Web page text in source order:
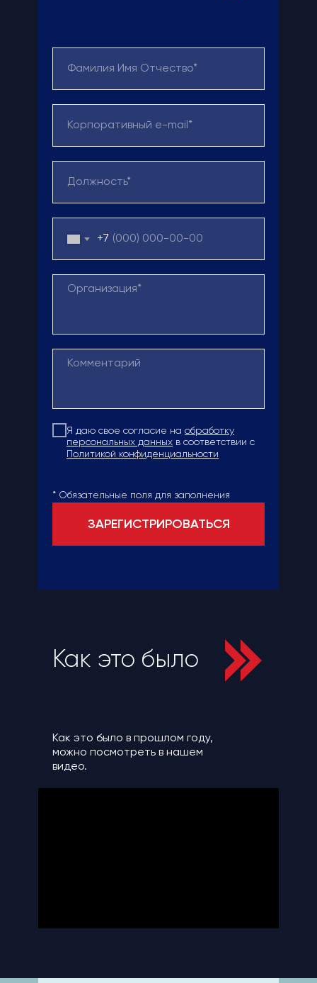
+7
Я даю свое согласие на обработку
персональных данных в соответствии с
Политикой конфиденциальности
ЗАРЕГИСТРИРОВАТЬСЯ
* Обязательные поля для заполнения
Как это было в прошлом году,
можно посмотреть в нашем
видео.
Как это было